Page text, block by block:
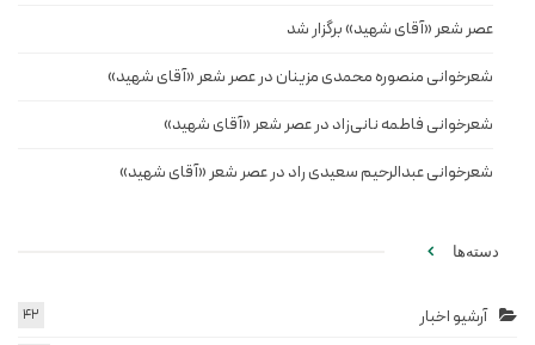
عصر شعر «آقای شهید» برگزار شد
شعرخوانی منصوره محمدی مزینان در عصر شعر «آقای شهید»
شعرخوانی فاطمه نانی‌زاد در عصر شعر «آقای شهید»
شعرخوانی عبدالرحیم سعیدی راد در عصر شعر «آقای شهید»
دسته‌ها
آرشیو اخبار 42